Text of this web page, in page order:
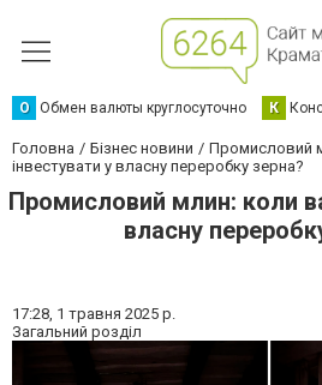
О Обмен валюты круглосуточно К
Головна Бізнес новини
Промисловий
інвестувати у власну переробку зерна?
Промисловий млин: коли
власну
17:28, 1 травня 2025 р.
Загальний розділ